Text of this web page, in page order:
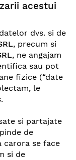
acestui
dvs. si de
, precum si
, ne angajam
sau pot
fizice (“date
le
si partajate
de
carora se face
si de